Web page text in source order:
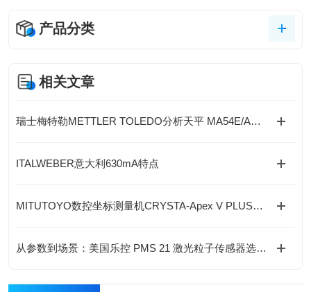
产品分类
相关文章
瑞士梅特勒METTLER TOLEDO分析天平 MA54E/A的特点
ITALWEBER意大利630mA特点
MITUTOYO数控坐标测量机CRYSTA-Apex V PLUS544特点
从参数到场景：美国乐控 PMS 21 激光粒子传感器选型指南